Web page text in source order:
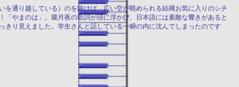
通り越している）のを除けば、広い空が眺められる結構お気に入りのシチ
やまのは」。朧月夜の歌詞が頭に浮かび、日本語には素敵な響きがあると
り見えました。学生さんと話している一瞬の内に沈んでしまったのです